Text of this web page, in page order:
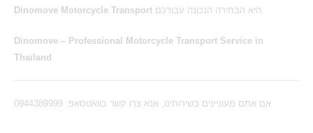
Dinomove Motorcycle Transport
היא הבחירה הנכונה עבורכם.
Dinomove – Professional Motorcycle Transport Service in
Thailand
אם אתם מעוניינים בשירותינו, אנא צרו קשר בוואטסאפ: 0944389999